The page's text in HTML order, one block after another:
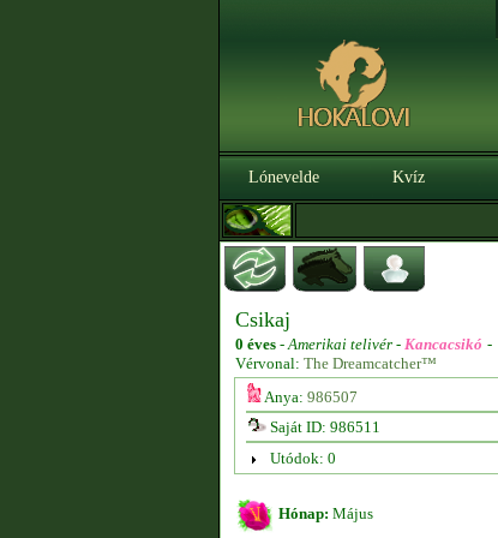
Lónevelde Kvíz
Csikaj
0 éves -Amerikai telivér - Kancacsikó -
Vérvonal: The Dreamcatcher™
Anya: 986507
Saját ID: 986511
Utódok: 0
Hónap: Május